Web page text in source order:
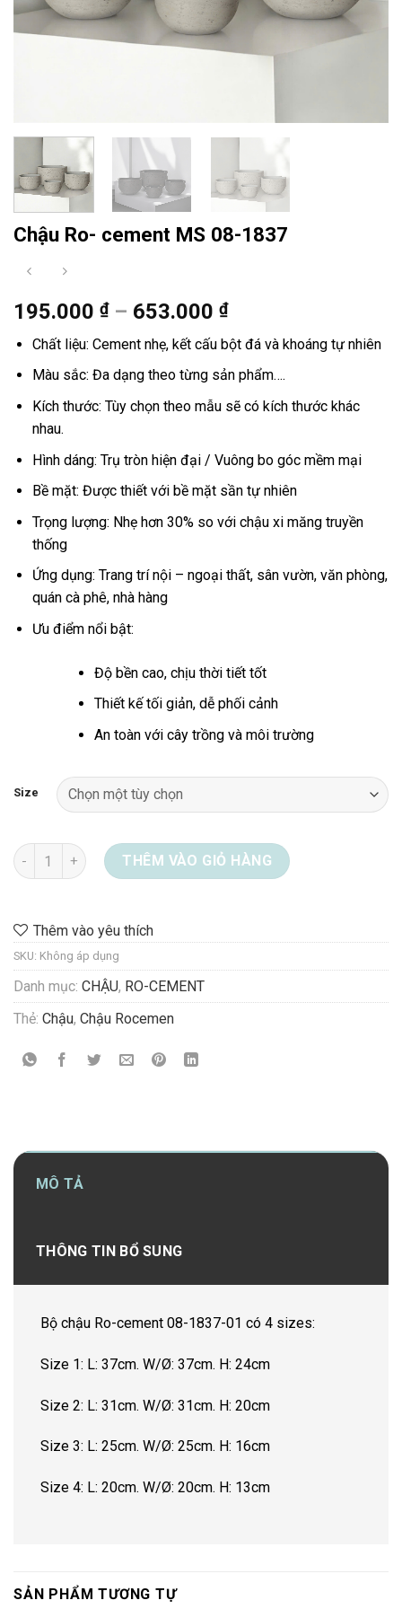
Chậu Ro- cement MS 08-1837
195.000 ₫ – 653.000 ₫Khoảng
giá:
từ
195.000 ₫
đến
653.000 ₫
Chất liệu: Cement nhẹ, kết cấu bột đá và khoáng tự nhiên
Màu sắc: Đa dạng theo từng sản phẩm….
Kích thước: Tùy chọn theo mẫu sẽ có kích thước khác
nhau.
Hình dáng: Trụ tròn hiện đại / Vuông bo góc mềm mại
Bề mặt: Được thiết với bề mặt sần tự nhiên
Trọng lượng: Nhẹ hơn 30% so với chậu xi măng truyền
thống
Ứng dụng: Trang trí nội – ngoại thất, sân vườn, văn phòng,
quán cà phê, nhà hàng
Ưu điểm nổi bật:
Độ bền cao, chịu thời tiết tốt
Thiết kế tối giản, dễ phối cảnh
An toàn với cây trồng và môi trường
Size
Chậu Ro- cement MS 08-1837 số lượng
THÊM VÀO GIỎ HÀNG
Thêm vào yêu thích
SKU: Không áp dụng
Danh mục: CHẬU, RO-CEMENT
Thẻ: Chậu, Chậu Rocemen
MÔ TẢ
THÔNG TIN BỔ SUNG
Bộ chậu Ro-cement 08-1837-01 có 4 sizes:
Size 1: L: 37cm. W/Ø: 37cm. H: 24cm
Size 2: L: 31cm. W/Ø: 31cm. H: 20cm
Size 3: L: 25cm. W/Ø: 25cm. H: 16cm
Size 4: L: 20cm. W/Ø: 20cm. H: 13cm
SẢN PHẨM TƯƠNG TỰ